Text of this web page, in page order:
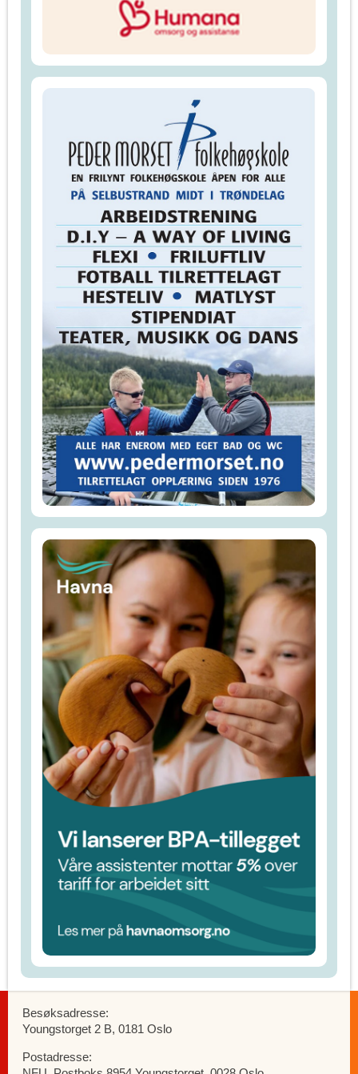
Besøksadresse:
Youngstorget 2 B, 0181 Oslo
Postadresse: